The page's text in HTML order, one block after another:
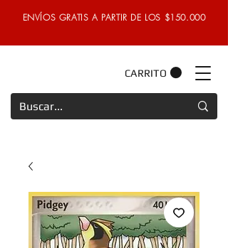
ENVÍOS GRATIS A PARTIR DE LOS $150.000
CARRITO